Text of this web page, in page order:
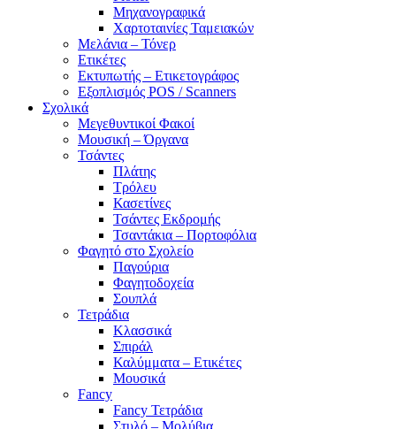
Μηχανογραφικά
Χαρτοταινίες Ταμειακών
Μελάνια – Τόνερ
Ετικέτες
Εκτυπωτής – Ετικετογράφος
Εξοπλισμός POS / Scanners
Σχολικά
Μεγεθυντικοί Φακοί
Μουσική – Όργανα
Τσάντες
Πλάτης
Τρόλευ
Κασετίνες
Τσάντες Εκδρομής
Τσαντάκια – Πορτοφόλια
Φαγητό στο Σχολείο
Παγούρια
Φαγητοδοχεία
Σουπλά
Τετράδια
Κλασσικά
Σπιράλ
Καλύμματα – Ετικέτες
Μουσικά
Fancy
Fancy Τετράδια
Στυλό – Μολύβια